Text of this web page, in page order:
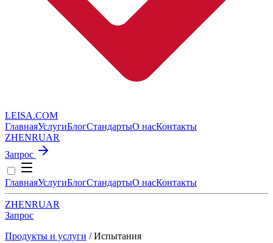
LEISA.COM
ГлавнаяУслугиБлогСтандартыО насКонтакты
ZHENRUAR
Запрос
ГлавнаяУслугиБлогСтандартыО насКонтакты
ZHENRUAR
Запрос
Продукты и услуги / Испытания